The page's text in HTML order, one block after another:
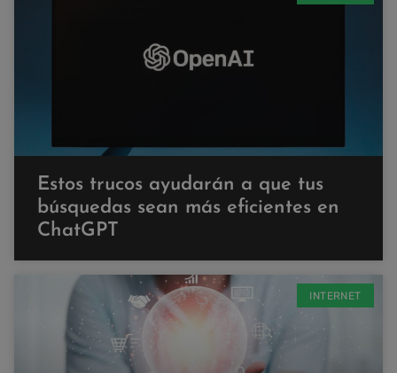
Estos trucos ayudarán a que tus
búsquedas sean más eficientes en
ChatGPT
INTERNET